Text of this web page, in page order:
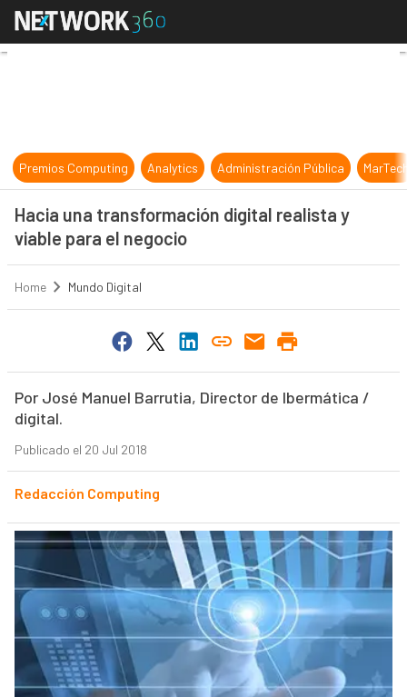
Hacia una transformación digital
Premios Computing Analytics Administración Pública
Hacia una transformación digital realista y
viable para el negocio
Home Mundo Digital
Por José Manuel Barrutia, Director de Ibermática /
digital.
Publicado el 20 Jul 2018
Redacción Computing